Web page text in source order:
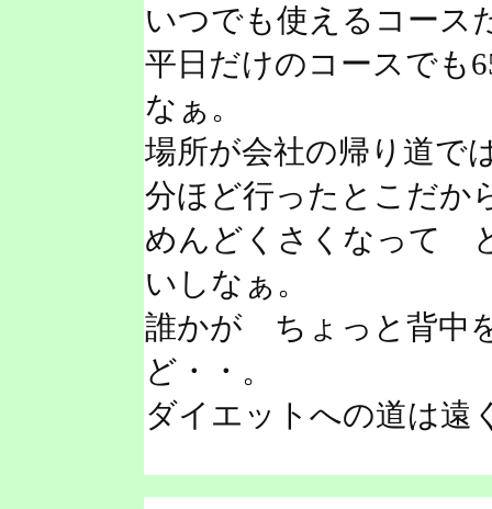
いつでも使えるコース
平日だけのコースで
なぁ。
場所が会社の帰り道で
分ほど行ったとこだか
めんどくさくなって
いしなぁ。
誰かが ちょっと背中
ど・・。
ダイエットへの道は遠